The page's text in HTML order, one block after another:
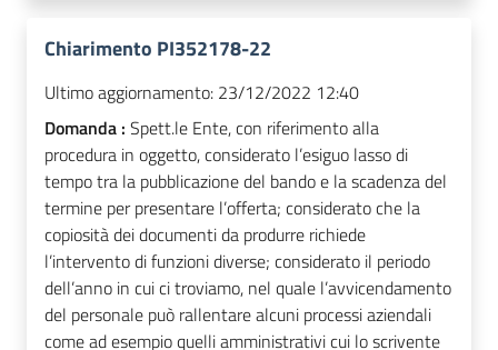
Chiarimento PI352178-22
Ultimo aggiornamento: 23/12/2022 12:40
Domanda : Spett.le Ente, con riferimento alla
procedura in oggetto, considerato l’esiguo lasso di
tempo tra la pubblicazione del bando e la scadenza del
termine per presentare l’offerta; considerato che la
copiosità dei documenti da produrre richiede
l’intervento di funzioni diverse; considerato il periodo
dell’anno in cui ci troviamo, nel quale l’avvicendamento
del personale può rallentare alcuni processi aziendali
come ad esempio quelli amministrativi cui lo scrivente